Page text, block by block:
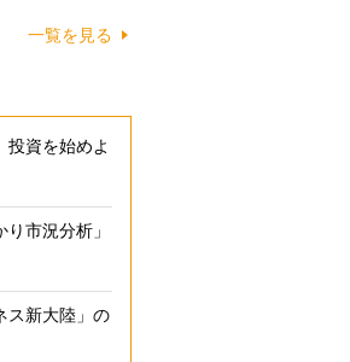
一覧を見る
投資を始めよ
市況分析」
ス新大陸」の